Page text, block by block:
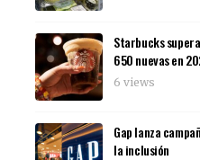
Starbucks
650 nuevas en
6 views
Gap lanza
la inclusión